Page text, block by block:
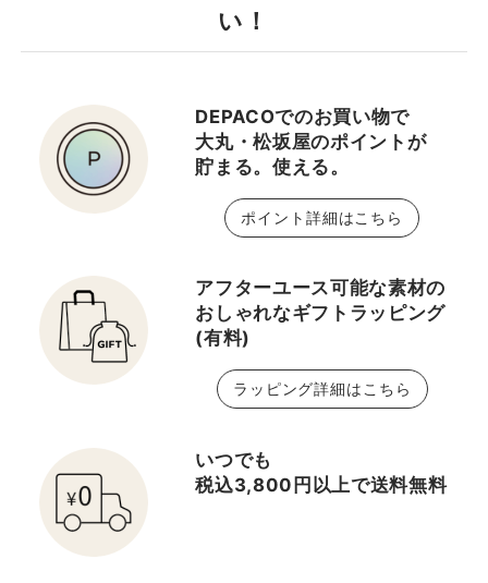
モスト リップスティッ
ク ♯ ブラック ハニー
第３位 🔳オール アバウ
ト シャドウ デュオ ♯ ０
ジャー ポップ ⑤🔳イー
ブン ベター ブライトニン
グ ルース パウダー C
⑥🔳イーブン ベター ブ
ライト セラム ファンデー
ム ベージュ ⑦🔳インパ
クト リキッド アイライナ
ー ♯ 03 ダーク ブラウ
ン ⑧🔳アイブロウ クイ
ックライナー ♯ 04 ディ
ンでグラデーションを🤎
シルアイライナーで睫毛
の際をしっかり埋めて目
力アップ⤴️ 下は柔らか
いペンシルアイライナ
ー！ カラーは優しい印象
アイブロウペンシルは柔
らかくて描きやすいので
睫毛はラッシュパワーマ
スカラ❣️ 1本1本をセパレ
繊細に仕上がります✨️
このメイクは写真でも目
い！
DEPACOでのお買い物で
大丸・松坂屋のポイントが
貯まる。使える。
ポイント詳細はこちら
アフターユース可能な素材の
おしゃれなギフトラッピング
(有料)
ラッピング詳細はこちら
いつでも
税込3,800円以上で送料無料